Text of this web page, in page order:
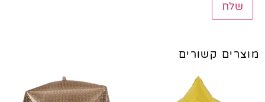
מוצרים קשורים